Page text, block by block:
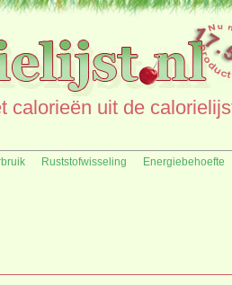
calorieën uit de
Ruststofwisseling Energiebehoefte